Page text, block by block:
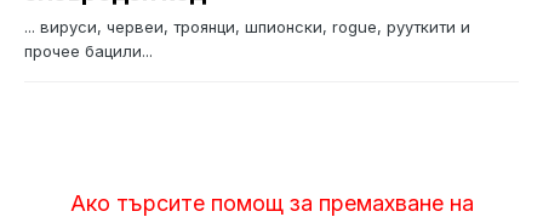
... вируси, червеи, троянци, шпионски, rogue, рууткити и
прочее бацили...
Ако търсите помощ за премахване на